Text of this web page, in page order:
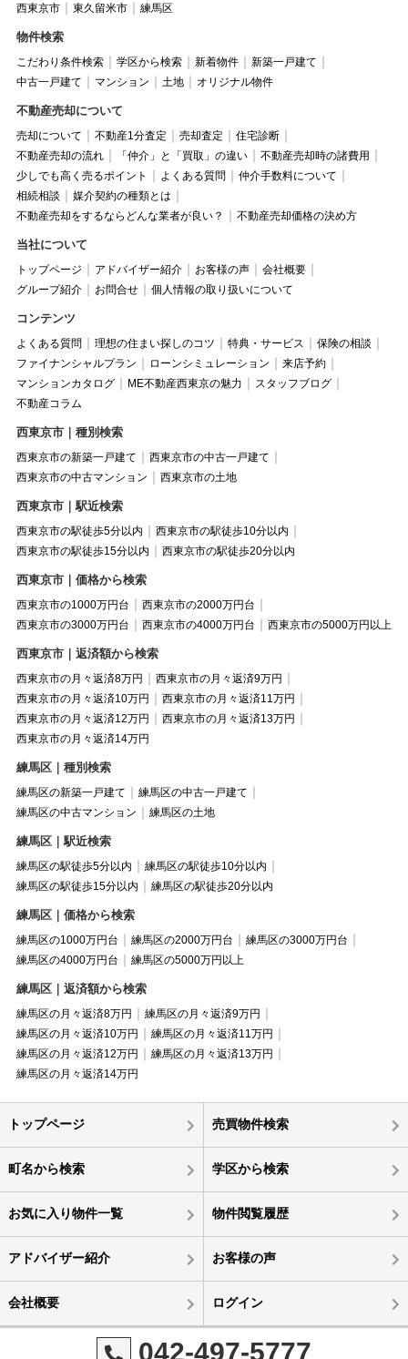
西東京市 東久留米市 練馬区
物件検索
こだわり条件検索 学区から検索 新着物件
新築一戸建て
中古一戸建て
マンション 土地 オリジナル物件
不動産売却について
売却について 不動産1分査定 売却査定
住宅診断
不動産売却の流れ
「仲介」と「買取」の違い
不動産売却時の諸費用
少しでも高く売るポイント
よくある質問
仲介手数料について
相続相談
媒介契約の種類とは
不動産売却をするならどんな業者が良い？
不動産売却価格の決め方
当社について
トップページ アドバイザー紹介 お客様の声
会社概要
グループ紹介
お問合せ 個人情報の取り扱いについて
コンテンツ
よくある質問 理想の住まい探しのコツ 特典・サービス
保険の相談
ファイナンシャルプラン
ローンシミュレーション
来店予約
マンションカタログ
ME不動産西東京の魅力
スタッフブログ
不動産コラム
西東京市｜種別検索
西東京市の新築一戸建て
西東京市の中古一戸建て
西東京市の中古マンション
西東京市の土地
西東京市｜駅近検索
西東京市の駅徒歩5分以内
西東京市の駅徒歩10分以内
西東京市の駅徒歩15分以内
西東京市の駅徒歩20分以内
西東京市｜価格から検索
西東京市の1000万円台
西東京市の2000万円台
西東京市の3000万円台
西東京市の4000万円台 西東京市の5000万円以上
西東京市｜返済額から検索
西東京市の月々返済8万円
西東京市の月々返済9万円
西東京市の月々返済10万円
西東京市の月々返済11万円
西東京市の月々返済12万円
西東京市の月々返済13万円
西東京市の月々返済14万円
練馬区｜種別検索
練馬区の新築一戸建て
練馬区の中古一戸建て
練馬区の中古マンション
練馬区の土地
練馬区｜駅近検索
練馬区の駅徒歩5分以内
練馬区の駅徒歩10分以内
練馬区の駅徒歩15分以内
練馬区の駅徒歩20分以内
練馬区｜価格から検索
練馬区の1000万円台 練馬区の2000万円台
練馬区の3000万円台
練馬区の4000万円台
練馬区の5000万円以上
練馬区｜返済額から検索
練馬区の月々返済8万円
練馬区の月々返済9万円
練馬区の月々返済10万円
練馬区の月々返済11万円
練馬区の月々返済12万円
練馬区の月々返済13万円
練馬区の月々返済14万円
トップページ 売買物件検索
町名から検索 学区から検索
お気に入り物件一覧 物件閲覧履歴
アドバイザー紹介 お客様の声
会社概要 ログイン
042-497-5777